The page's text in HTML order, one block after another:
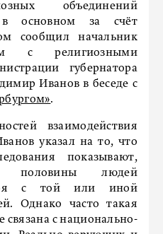
объединений
в основном за счёт
сообщил начальник
с религиозными
губернатора
Иванов в беседе с
.
взаимодействия
указал на то, что
показывают,
людей
с той или иной
Однако часто такая
с национально-